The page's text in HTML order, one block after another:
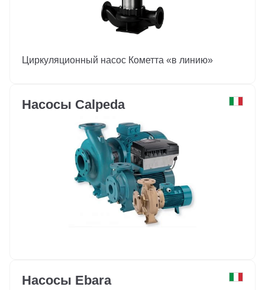
Циркуляционный насос Кометта «в линию»
Насосы Calpeda
Насосы Ebara